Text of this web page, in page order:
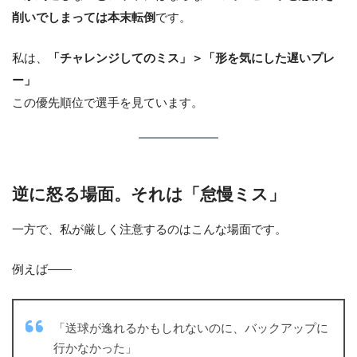
削いでしまっては本末転倒です。
私は、
「チャレンジしてのミス」＞「形を気にした遅いプレ
ー」
この優先順位で選手を見ています。
逆に怒る場面。それは「怠慢ミス」
一方で、私が厳しく注意するのはこんな場面です。
例えば――
「送球が逸れるかもしれないのに、バックアップに
行かなかった」